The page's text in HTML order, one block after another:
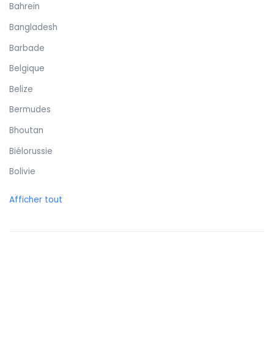
Bahreïn
Bangladesh
Barbade
Belgique
Belize
Bermudes
Bhoutan
Biélorussie
Bolivie
Botswana
Afficher tout